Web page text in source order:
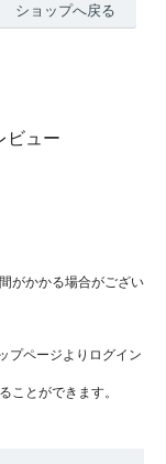
ショップへ戻る
ビュー
がかかる場合がござい
プページよりログイン
ことができます。